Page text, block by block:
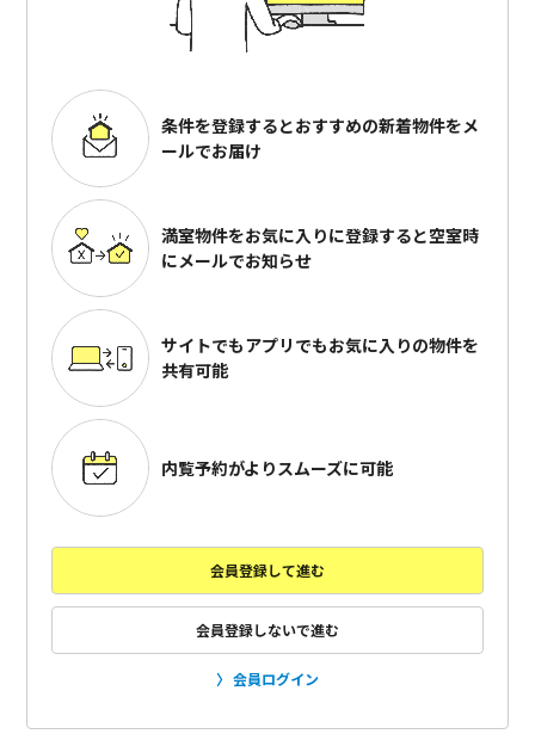
条件を登録するとおすすめの新着物件をメ
ールでお届け
満室物件をお気に入りに登録すると空室時
にメールでお知らせ
サイトでもアプリでもお気に入りの物件を
共有可能
内覧予約がよりスムーズに可能
会員登録して進む
会員登録しないで進む
会員ログイン